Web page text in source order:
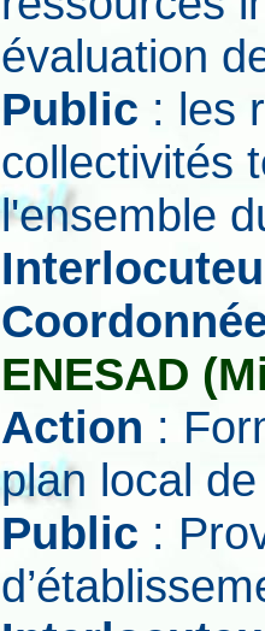
évaluation
Public : les
collectivités
l'ensemble
ENESAD
Action :
plan local
Public :